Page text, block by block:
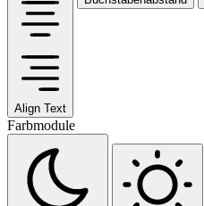
Align Text
Farbmodule